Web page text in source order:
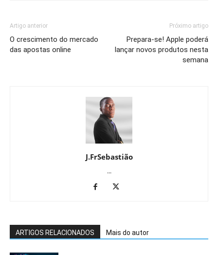
Artigo anterior
O crescimento do mercado
das apostas online
Próximo artigo
Prepara-se! Apple poderá
lançar novos produtos nesta
semana
J.FrSebastião
...
ARTIGOS RELACIONADOS Mais do autor